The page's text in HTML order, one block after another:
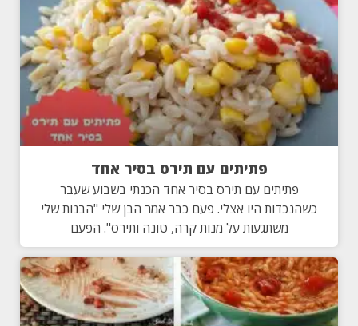
פתיתים עם תירס בסיר אחד
פתיתים עם תירס בסיר אחד הכנתי בשבוע שעבר
כשהנכדות היו אצלי. פעם כבר אמר הבן שלי "הבנות שלי
משתגעות על מנות קרה, טונה ותירס". הפעם